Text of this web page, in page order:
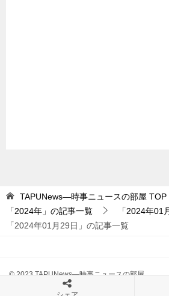
TAPUNews―時事ニュースの部屋 TOP
「2024年」の記事一覧
「2024年01
「2024年01月29日」の記事一覧
© 2023 TAPUNews―時事ニュースの部屋